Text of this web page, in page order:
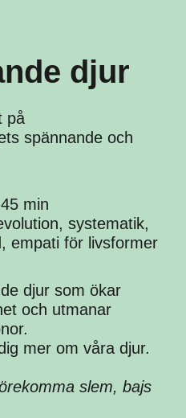
djur
på
spännande och
min
systematik,
empati för livsformer
djur som ökar
och utmanar
mer om våra djur.
slem, bajs